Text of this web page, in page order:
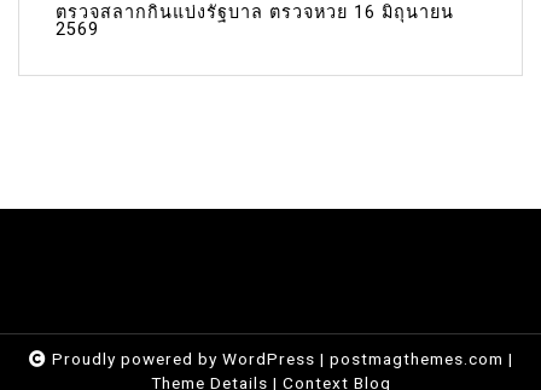
ตรวจสลากกินแบ่งรัฐบาล ตรวจหวย 16 มิถุนายน
2569
Proudly powered by WordPress | postmagthemes.com |
Theme Details | Context Blog